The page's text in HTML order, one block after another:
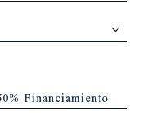
Financiamiento